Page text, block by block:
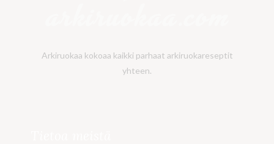
Arkiruokaa kokoaa kaikki parhaat arkiruokareseptit
yhteen.